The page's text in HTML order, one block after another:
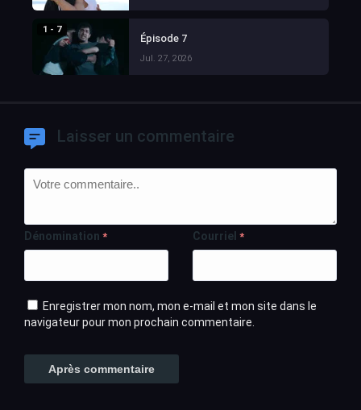
1 - 7
Épisode 7
Jul. 27, 2026
Laisser un commentaire
Dénomination * Courriel *
Enregistrer mon nom, mon e-mail et mon site dans le
navigateur pour mon prochain commentaire.